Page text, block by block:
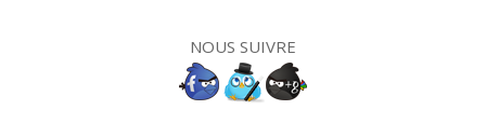
NOUS SUIVRE